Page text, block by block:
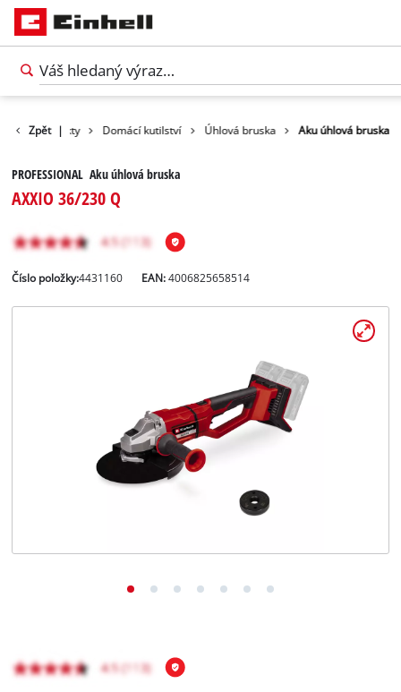
Zpět |
Produkty Domácí kutilství Úhlová bruska Aku úhlová bruska
PROFESSIONAL Aku úhlová bruska
AXXIO 36/230 Q
Číslo položky:4431160 EAN:4006825658514